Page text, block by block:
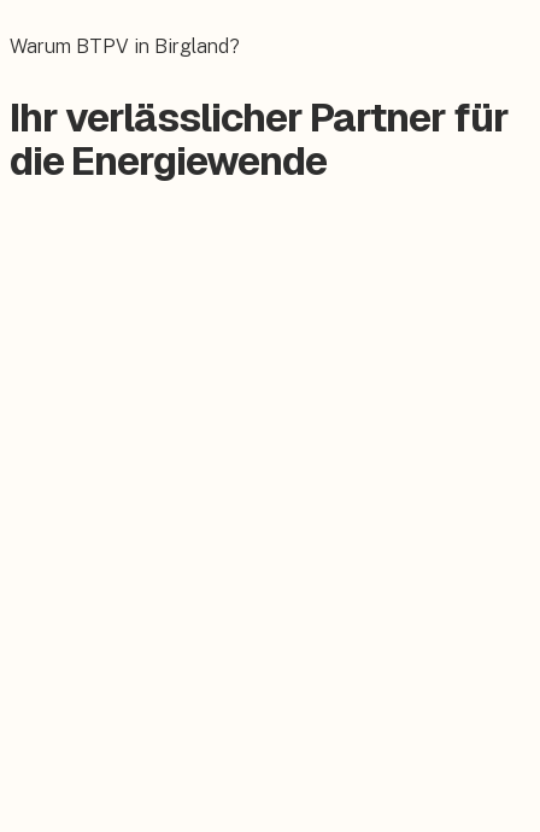
Warum BTPV in Birgland?
Ihr verlässlicher Partner für
die Energiewende